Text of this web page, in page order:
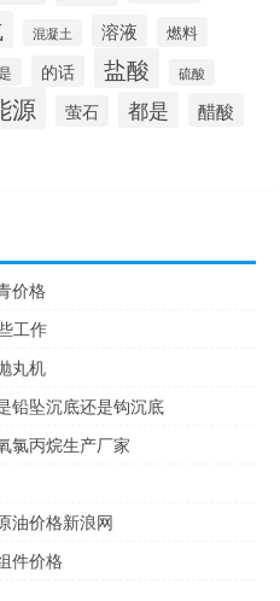
混凝土 溶液 燃料
的话 盐酸 硫酸
源 萤石 都是 醋酸
价格
工作
丸机
铅坠沉底还是钩沉底
氯丙烷生产厂家
油价格新浪网
件价格